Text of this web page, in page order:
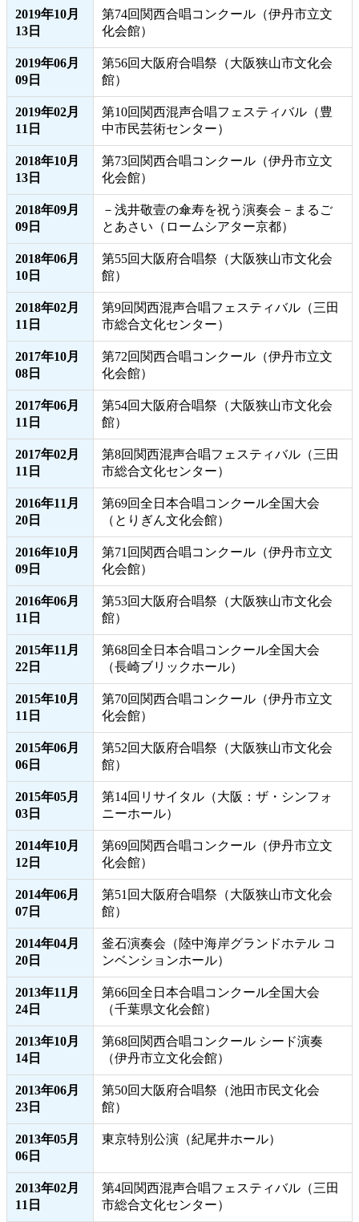
2019年10月
13日
第74回関西合唱コンクール（伊丹市立文
化会館）
2019年06月
09日
第56回大阪府合唱祭（大阪狭山市文化会
館）
2019年02月
11日
第10回関西混声合唱フェスティバル（豊
中市民芸術センター）
2018年10月
13日
第73回関西合唱コンクール（伊丹市立文
化会館）
2018年09月
09日
－浅井敬壹の傘寿を祝う演奏会－まるご
とあさい（ロームシアター京都）
2018年06月
10日
第55回大阪府合唱祭（大阪狭山市文化会
館）
2018年02月
11日
第9回関西混声合唱フェスティバル（三田
市総合文化センター）
2017年10月
08日
第72回関西合唱コンクール（伊丹市立文
化会館）
2017年06月
11日
第54回大阪府合唱祭（大阪狭山市文化会
館）
2017年02月
11日
第8回関西混声合唱フェスティバル（三田
市総合文化センター）
2016年11月
20日
第69回全日本合唱コンクール全国大会
（とりぎん文化会館）
2016年10月
09日
第71回関西合唱コンクール（伊丹市立文
化会館）
2016年06月
11日
第53回大阪府合唱祭（大阪狭山市文化会
館）
2015年11月
22日
第68回全日本合唱コンクール全国大会
（長崎ブリックホール）
2015年10月
11日
第70回関西合唱コンクール（伊丹市立文
化会館）
2015年06月
06日
第52回大阪府合唱祭（大阪狭山市文化会
館）
2015年05月
03日
第14回リサイタル（大阪：ザ・シンフォ
ニーホール）
2014年10月
12日
第69回関西合唱コンクール（伊丹市立文
化会館）
2014年06月
07日
第51回大阪府合唱祭（大阪狭山市文化会
館）
2014年04月
20日
釜石演奏会（陸中海岸グランドホテル コ
ンベンションホール）
2013年11月
24日
第66回全日本合唱コンクール全国大会
（千葉県文化会館）
2013年10月
14日
第68回関西合唱コンクール シード演奏
（伊丹市立文化会館）
2013年06月
23日
第50回大阪府合唱祭（池田市民文化会
館）
2013年05月
06日
東京特別公演（紀尾井ホール）
2013年02月
11日
第4回関西混声合唱フェスティバル（三田
市総合文化センター）